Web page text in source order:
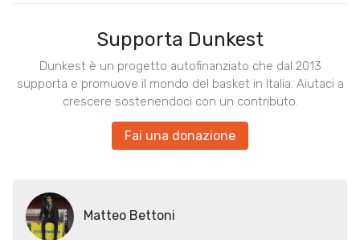
Supporta Dunkest
Dunkest è un progetto autofinanziato che dal 2013
supporta e promuove il mondo del basket in Italia. Aiutaci a
crescere sostenendoci con un contributo.
Fai una donazione
Matteo Bettoni